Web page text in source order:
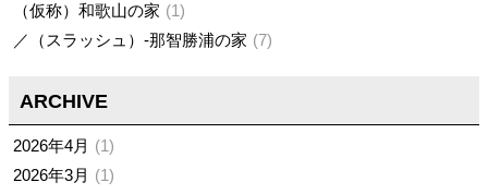
（仮称）和歌山の家
1
／（スラッシュ）-那智勝浦の家
7
ARCHIVE
2026年4月
1
2026年3月
1